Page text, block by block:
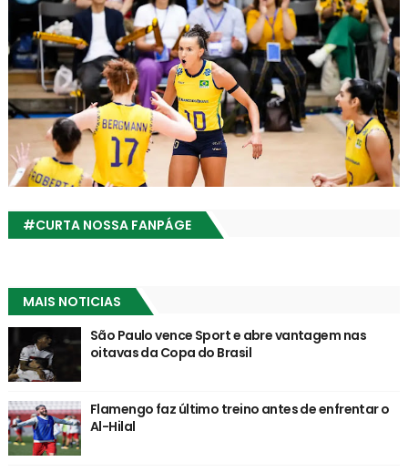
#CURTA NOSSA FANPÁGE
MAIS NOTICIAS
São Paulo vence Sport e abre vantagem nas
oitavas da Copa do Brasil
Flamengo faz último treino antes de enfrentar o
Al-Hilal